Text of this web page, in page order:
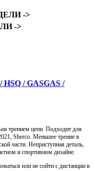
->
->
/ GASGAS /
трением цепи. Подходит для
Sherco. Меньшее трение в
части. Неприступная деталь,
и спортивном дизайне.
или не сойти с дистанции в